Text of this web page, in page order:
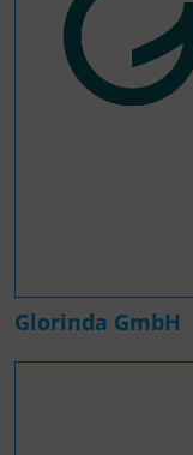
Glorinda GmbH